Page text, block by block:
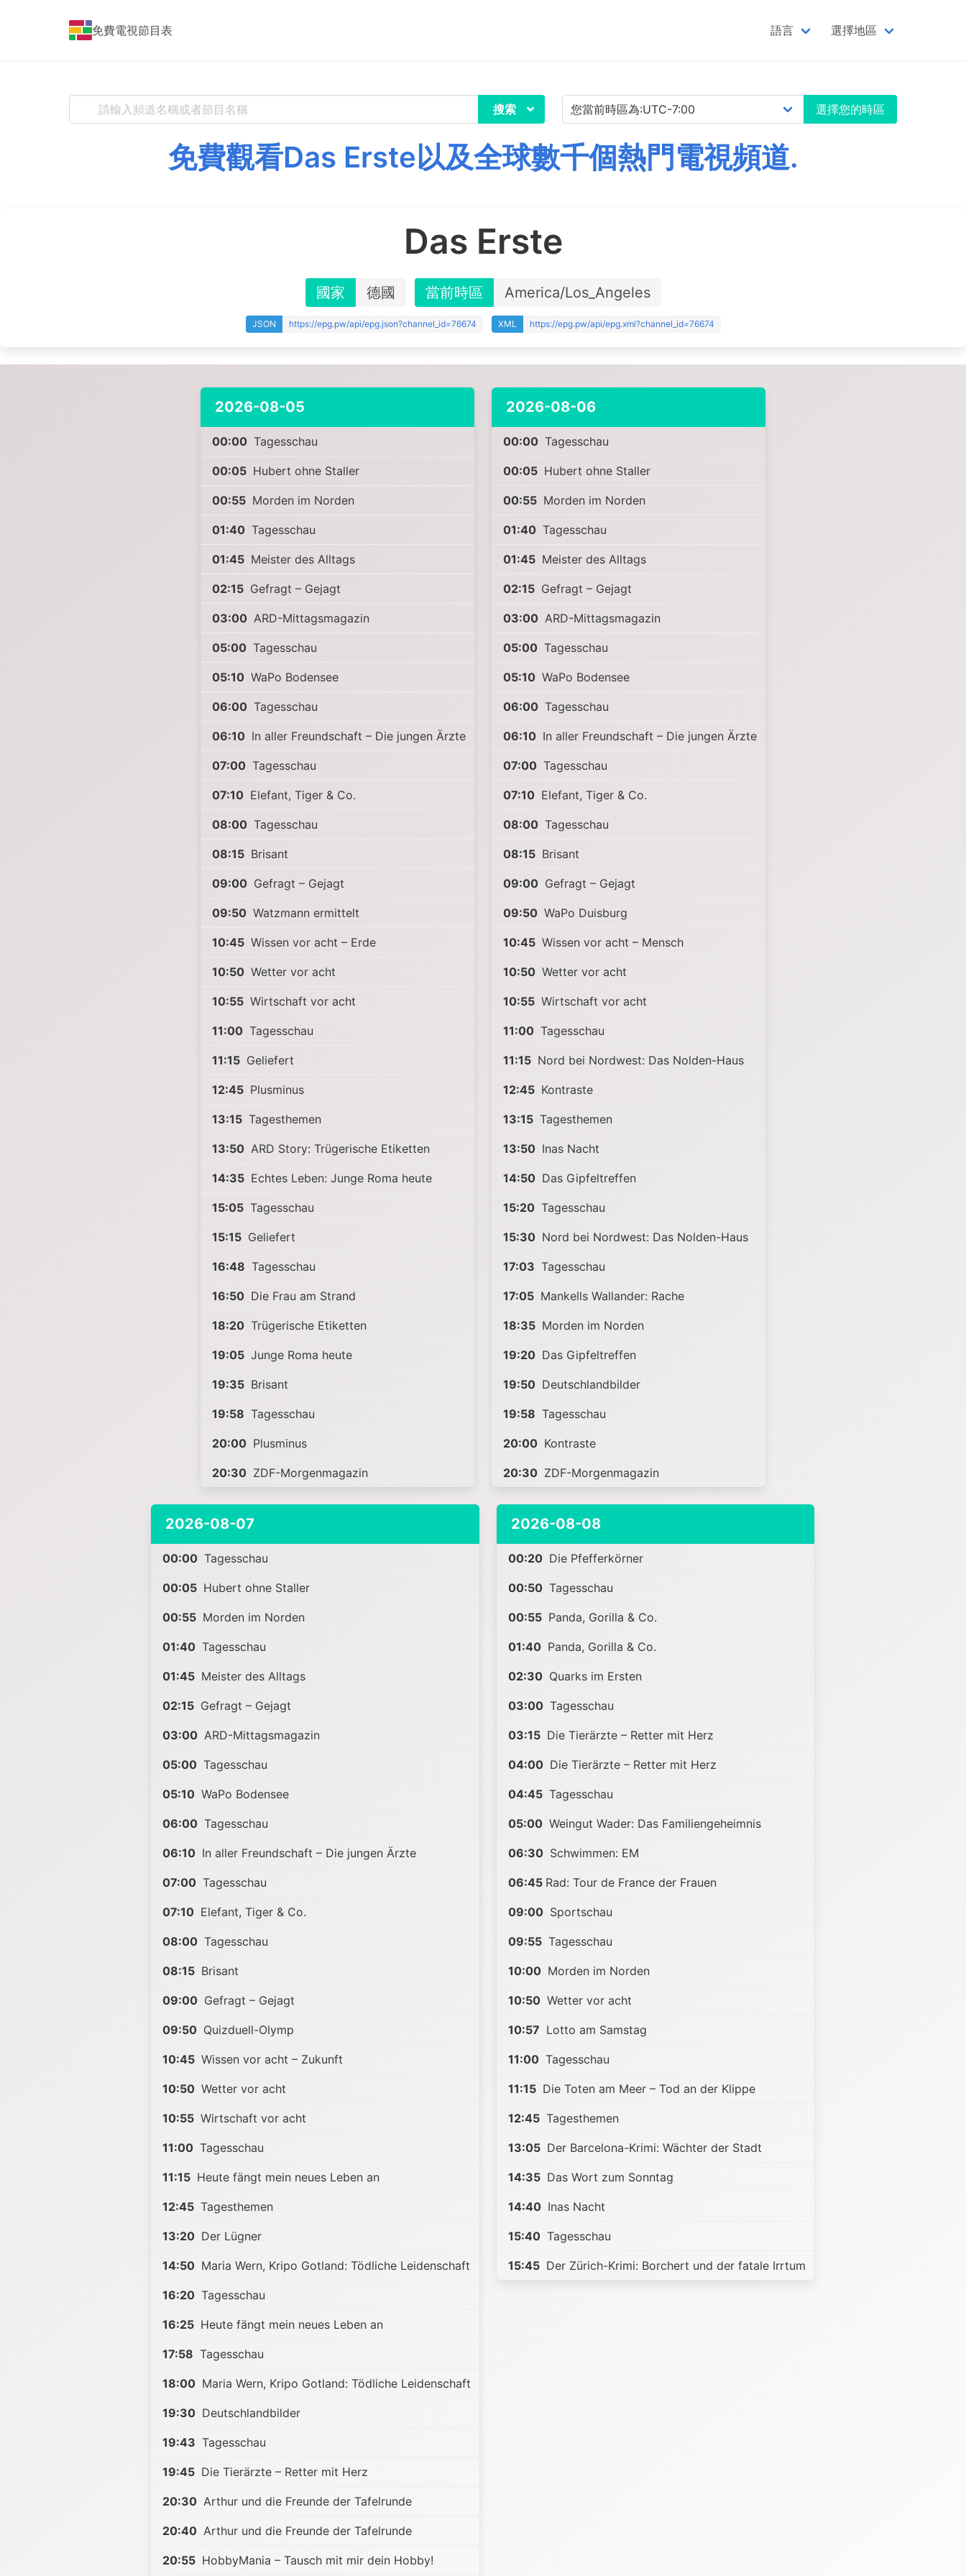
免費電視節目表 語言 選擇地區
搜索 選擇您的時區
免費觀看Das Erste以及全球數千個熱門電視頻道.
Das Erste
國家 德國 當前時區 America/Los_Angeles
JSON https://epg.pw/api/epg.json?channel_id=76674 XML https://epg.pw/api/epg.xml?channel_id=76674
2026-08-05
00:00 Tagesschau
00:05 Hubert ohne Staller
00:55 Morden im Norden
01:40 Tagesschau
01:45 Meister des Alltags
02:15 Gefragt – Gejagt
03:00 ARD-Mittagsmagazin
05:00 Tagesschau
05:10 WaPo Bodensee
06:00 Tagesschau
06:10 In aller Freundschaft – Die jungen Ärzte
07:00 Tagesschau
07:10 Elefant, Tiger & Co.
08:00 Tagesschau
08:15 Brisant
09:00 Gefragt – Gejagt
09:50 Watzmann ermittelt
10:45 Wissen vor acht – Erde
10:50 Wetter vor acht
10:55 Wirtschaft vor acht
11:00 Tagesschau
11:15 Geliefert
12:45 Plusminus
13:15 Tagesthemen
13:50 ARD Story: Trügerische Etiketten
14:35 Echtes Leben: Junge Roma heute
15:05 Tagesschau
15:15 Geliefert
16:48 Tagesschau
16:50 Die Frau am Strand
18:20 Trügerische Etiketten
19:05 Junge Roma heute
19:35 Brisant
19:58 Tagesschau
20:00 Plusminus
20:30 ZDF-Morgenmagazin
2026-08-06
00:00 Tagesschau
00:05 Hubert ohne Staller
00:55 Morden im Norden
01:40 Tagesschau
01:45 Meister des Alltags
02:15 Gefragt – Gejagt
03:00 ARD-Mittagsmagazin
05:00 Tagesschau
05:10 WaPo Bodensee
06:00 Tagesschau
06:10 In aller Freundschaft – Die jungen Ärzte
07:00 Tagesschau
07:10 Elefant, Tiger & Co.
08:00 Tagesschau
08:15 Brisant
09:00 Gefragt – Gejagt
09:50 WaPo Duisburg
10:45 Wissen vor acht – Mensch
10:50 Wetter vor acht
10:55 Wirtschaft vor acht
11:00 Tagesschau
11:15 Nord bei Nordwest: Das Nolden-Haus
12:45 Kontraste
13:15 Tagesthemen
13:50 Inas Nacht
14:50 Das Gipfeltreffen
15:20 Tagesschau
15:30 Nord bei Nordwest: Das Nolden-Haus
17:03 Tagesschau
17:05 Mankells Wallander: Rache
18:35 Morden im Norden
19:20 Das Gipfeltreffen
19:50 Deutschlandbilder
19:58 Tagesschau
20:00 Kontraste
20:30 ZDF-Morgenmagazin
2026-08-07
00:00 Tagesschau
00:05 Hubert ohne Staller
00:55 Morden im Norden
01:40 Tagesschau
01:45 Meister des Alltags
02:15 Gefragt – Gejagt
03:00 ARD-Mittagsmagazin
05:00 Tagesschau
05:10 WaPo Bodensee
06:00 Tagesschau
06:10 In aller Freundschaft – Die jungen Ärzte
07:00 Tagesschau
07:10 Elefant, Tiger & Co.
08:00 Tagesschau
08:15 Brisant
09:00 Gefragt – Gejagt
09:50 Quizduell-Olymp
10:45 Wissen vor acht – Zukunft
10:50 Wetter vor acht
10:55 Wirtschaft vor acht
11:00 Tagesschau
11:15 Heute fängt mein neues Leben an
12:45 Tagesthemen
13:20 Der Lügner
14:50 Maria Wern, Kripo Gotland: Tödliche Leidenschaft
16:20 Tagesschau
16:25 Heute fängt mein neues Leben an
17:58 Tagesschau
18:00 Maria Wern, Kripo Gotland: Tödliche Leidenschaft
19:30 Deutschlandbilder
19:43 Tagesschau
19:45 Die Tierärzte – Retter mit Herz
20:30 Arthur und die Freunde der Tafelrunde
20:40 Arthur und die Freunde der Tafelrunde
20:55 HobbyMania – Tausch mit mir dein Hobby!
2026-08-08
00:20 Die Pfefferkörner
00:50 Tagesschau
00:55 Panda, Gorilla & Co.
01:40 Panda, Gorilla & Co.
02:30 Quarks im Ersten
03:00 Tagesschau
03:15 Die Tierärzte – Retter mit Herz
04:00 Die Tierärzte – Retter mit Herz
04:45 Tagesschau
05:00 Weingut Wader: Das Familiengeheimnis
06:30 Schwimmen: EM
06:45 Rad: Tour de France der Frauen
09:00 Sportschau
09:55 Tagesschau
10:00 Morden im Norden
10:50 Wetter vor acht
10:57 Lotto am Samstag
11:00 Tagesschau
11:15 Die Toten am Meer – Tod an der Klippe
12:45 Tagesthemen
13:05 Der Barcelona-Krimi: Wächter der Stadt
14:35 Das Wort zum Sonntag
14:40 Inas Nacht
15:40 Tagesschau
15:45 Der Zürich-Krimi: Borchert und der fatale Irrtum